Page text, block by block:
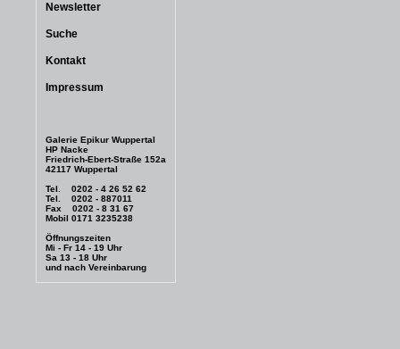
Newsletter
Suche
Kontakt
Impressum
Galerie Epikur Wuppertal
HP Nacke
Friedrich-Ebert-Straße 152a
42117 Wuppertal
Tel. 0202 - 4 26 52 62
Tel. 0202 - 887011
Fax 0202 - 8 31 67
Mobil 0171 3235238
Öffnungszeiten
Mi - Fr 14 - 19 Uhr
Sa 13 - 18 Uhr
und nach Vereinbarung